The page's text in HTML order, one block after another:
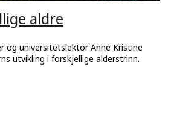
aldre
og universitetslektor Anne Kristine
utvikling i forskjellige alderstrinn.